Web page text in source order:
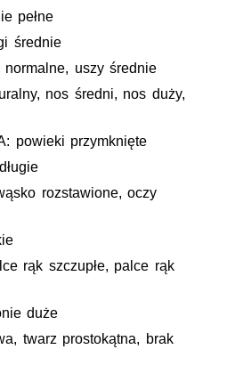
pełne
średnie
uszy średnie
nos średni, nos duży,
powieki przymknięte
rozstawione, oczy
rąk szczupłe, palce rąk
duże
twarz prostokątna, brak